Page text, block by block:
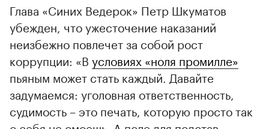
Глава «Синих Ведерок» Петр Шкуматов
убежден, что ужесточение наказаний
неизбежно повлечет за собой рост
коррупции: «В условиях «ноля промилле»
пьяным может стать каждый. Давайте
задумаемся: уголовная ответственность,
судимость – это печать, которую просто так